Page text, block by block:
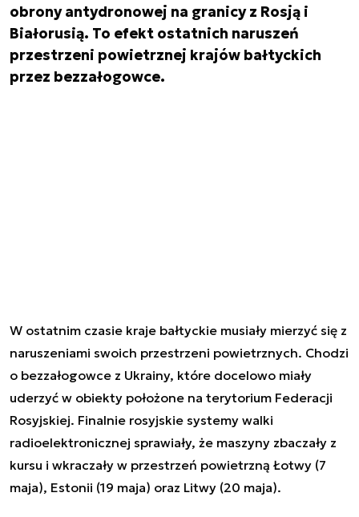
obrony antydronowej na granicy z Rosją i
Białorusią. To efekt ostatnich naruszeń
przestrzeni powietrznej krajów bałtyckich
przez bezzałogowce.
W ostatnim czasie kraje bałtyckie musiały mierzyć się z
naruszeniami swoich przestrzeni powietrznych. Chodzi
o bezzałogowce z Ukrainy, które docelowo miały
uderzyć w obiekty położone na terytorium Federacji
Rosyjskiej. Finalnie rosyjskie systemy walki
radioelektronicznej sprawiały, że maszyny zbaczały z
kursu i wkraczały w przestrzeń powietrzną Łotwy (7
maja), Estonii (19 maja) oraz Litwy (20 maja).